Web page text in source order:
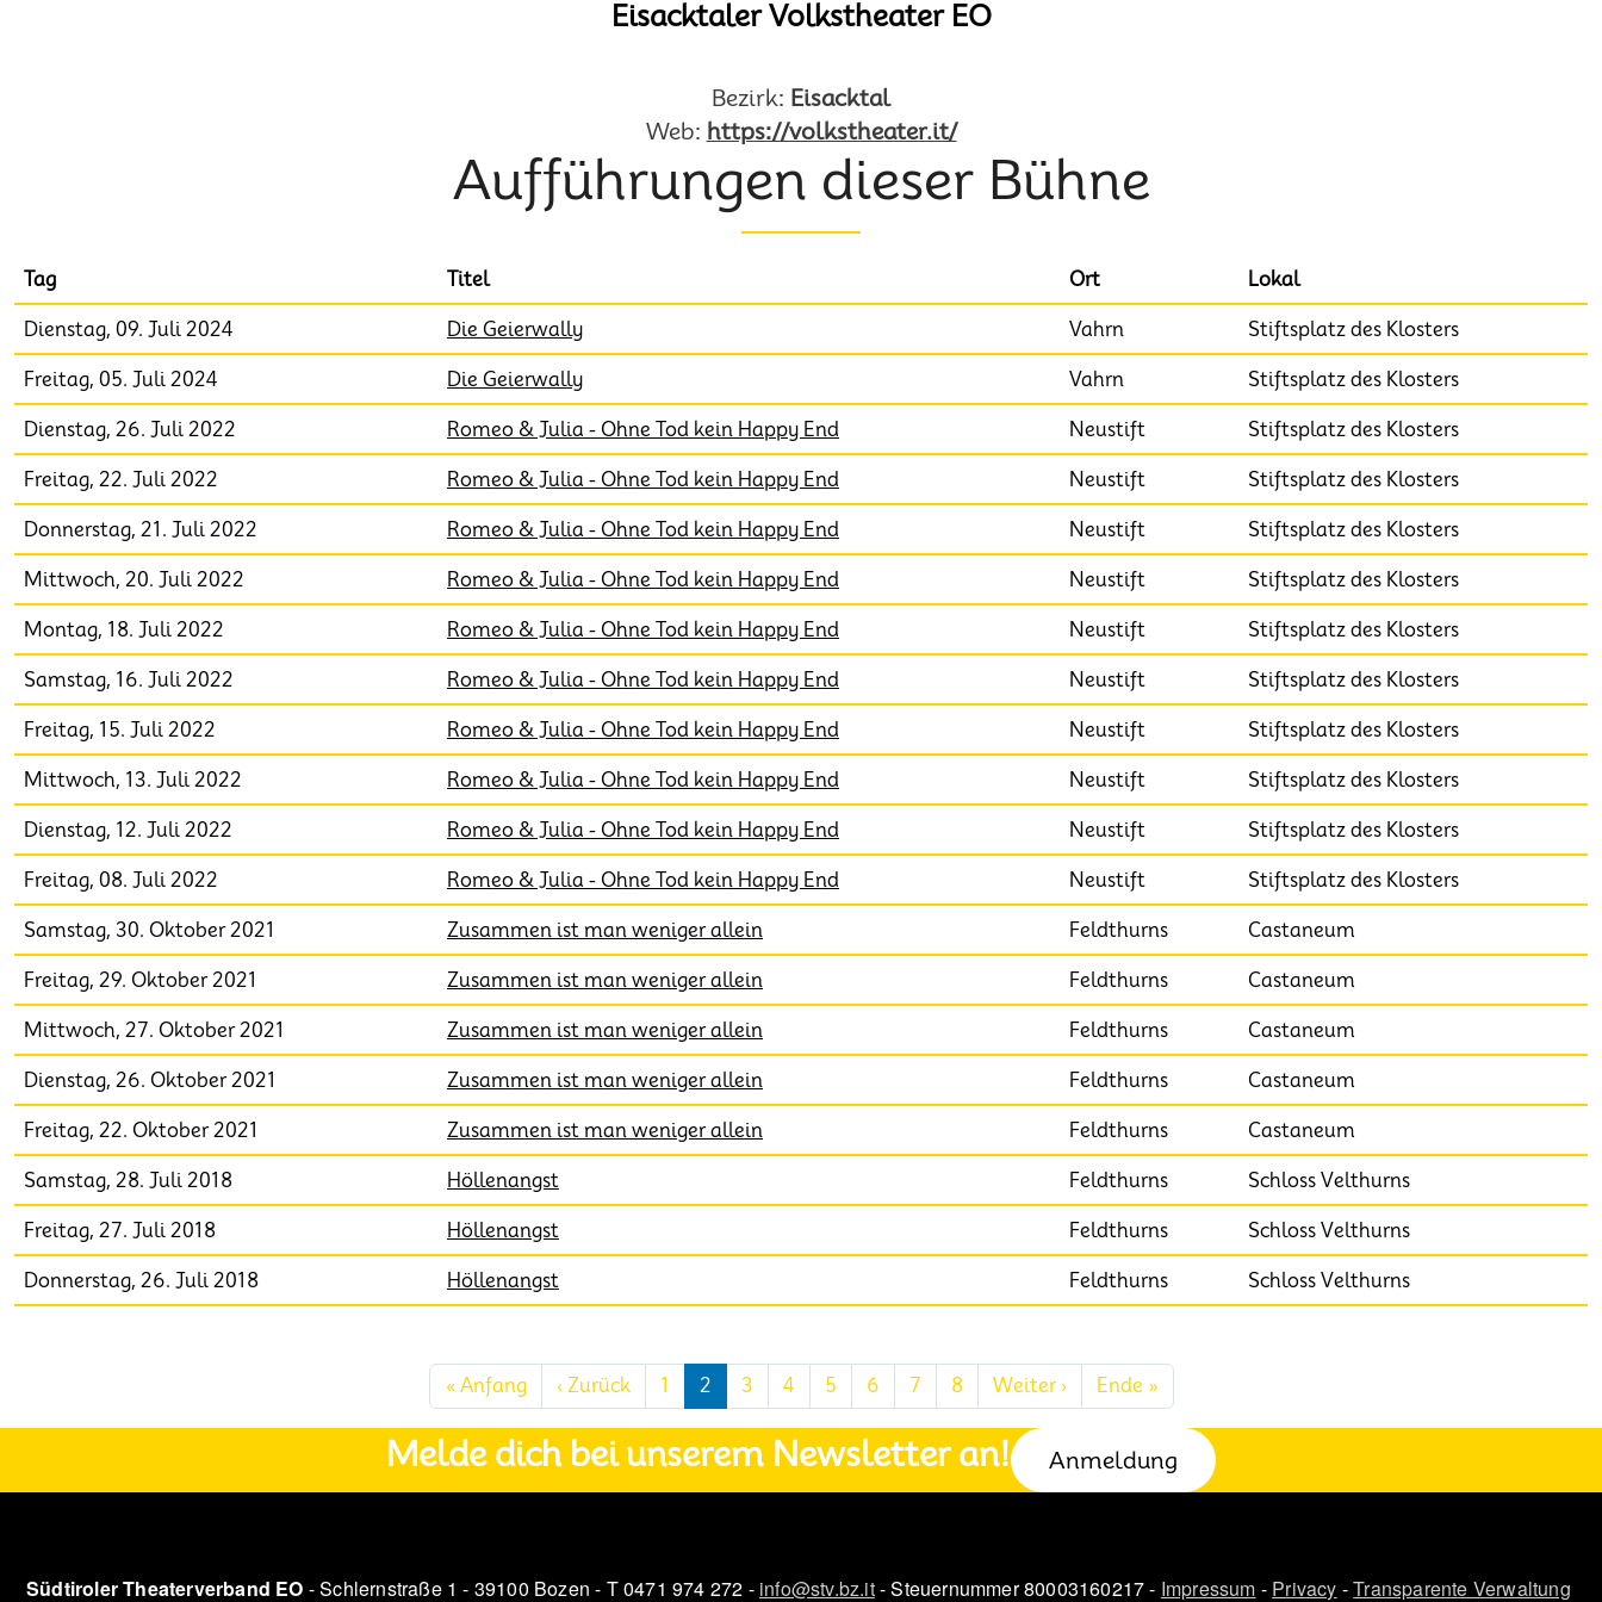
Eisacktaler Volkstheater EO
Bezirk: Eisacktal
Web: https://volkstheater.it/
Aufführungen dieser Bühne
Tag Titel Ort Lokal
Dienstag, 09. Juli 2024 Die Geierwally Vahrn Stiftsplatz des Klosters
Freitag, 05. Juli 2024 Die Geierwally Vahrn Stiftsplatz des Klosters
Dienstag, 26. Juli 2022 Romeo & Julia - Ohne Tod kein Happy End Neustift Stiftsplatz des Klosters
Freitag, 22. Juli 2022 Romeo & Julia - Ohne Tod kein Happy End Neustift Stiftsplatz des Klosters
Donnerstag, 21. Juli 2022 Romeo & Julia - Ohne Tod kein Happy End Neustift Stiftsplatz des Klosters
Mittwoch, 20. Juli 2022 Romeo & Julia - Ohne Tod kein Happy End Neustift Stiftsplatz des Klosters
Montag, 18. Juli 2022 Romeo & Julia - Ohne Tod kein Happy End Neustift Stiftsplatz des Klosters
Samstag, 16. Juli 2022 Romeo & Julia - Ohne Tod kein Happy End Neustift Stiftsplatz des Klosters
Freitag, 15. Juli 2022 Romeo & Julia - Ohne Tod kein Happy End Neustift Stiftsplatz des Klosters
Mittwoch, 13. Juli 2022 Romeo & Julia - Ohne Tod kein Happy End Neustift Stiftsplatz des Klosters
Dienstag, 12. Juli 2022 Romeo & Julia - Ohne Tod kein Happy End Neustift Stiftsplatz des Klosters
Freitag, 08. Juli 2022 Romeo & Julia - Ohne Tod kein Happy End Neustift Stiftsplatz des Klosters
Samstag, 30. Oktober 2021 Zusammen ist man weniger allein Feldthurns Castaneum
Freitag, 29. Oktober 2021 Zusammen ist man weniger allein Feldthurns Castaneum
Mittwoch, 27. Oktober 2021 Zusammen ist man weniger allein Feldthurns Castaneum
Dienstag, 26. Oktober 2021 Zusammen ist man weniger allein Feldthurns Castaneum
Freitag, 22. Oktober 2021 Zusammen ist man weniger allein Feldthurns Castaneum
Samstag, 28. Juli 2018 Höllenangst Feldthurns Schloss Velthurns
Freitag, 27. Juli 2018 Höllenangst Feldthurns Schloss Velthurns
Donnerstag, 26. Juli 2018 Höllenangst Feldthurns Schloss Velthurns
« AnfangErste Seite
‹ ZurückVorherige Seite
1 2 3 4 5 6 7 8 Weiter ›Nächste Seite
Ende »Letzte Seite
Melde dich bei unserem Newsletter an! Anmeldung
Südtiroler Theaterverband EO - Schlernstraße 1 - 39100 Bozen - T 0471 974 272 - info@stv.bz.it- Steuernummer 80003160217 - Impressum - Privacy -Transparente Verwaltung